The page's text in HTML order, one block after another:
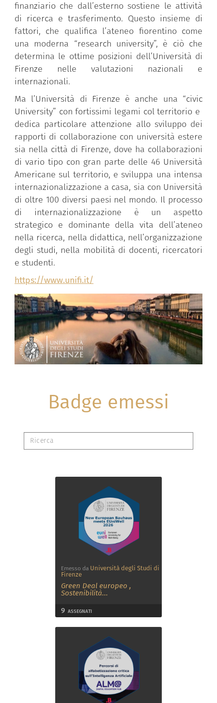
finanziario che dall’esterno sostiene le attività
di ricerca e trasferimento. Questo insieme di
fattori, che qualifica l’ateneo fiorentino come
una moderna “research university”, è ciò che
determina le ottime posizioni dell’Università di
Firenze nelle valutazioni nazionali e
internazionali.
Ma l’Università di Firenze è anche una “civic
University” con fortissimi legami col territorio e
dedica particolare attenzione allo sviluppo dei
rapporti di collaborazione con università estere
sia nella città di Firenze, dove ha collaborazioni
di vario tipo con gran parte delle 46 Università
Americane sul territorio, e sviluppa una intensa
internazionalizzazione a casa, sia con Università
di oltre 100 diversi paesi nel mondo. Il processo
di internazionalizzazione è un aspetto
strategico e dominante della vita dell’ateneo
nella ricerca, nella didattica, nell’organizzazione
degli studi, nella mobilità di docenti, ricercatori
e studenti.
https://www.unifi.it/
Badge emessi
Emesso da Università degli Studi di
Firenze
Green Deal europeo ,
Sostenibilità...
9 ASSEGNATI